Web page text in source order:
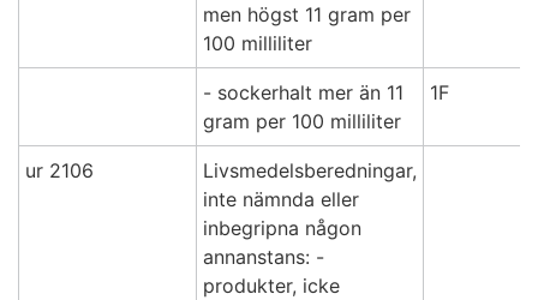
men högst 11 gram per
100 milliliter
- sockerhalt mer än 11
gram per 100 milliliter
1F
ur 2106
Livsmedelsberedningar,
inte nämnda eller
inbegripna någon
annanstans: -
produkter, icke